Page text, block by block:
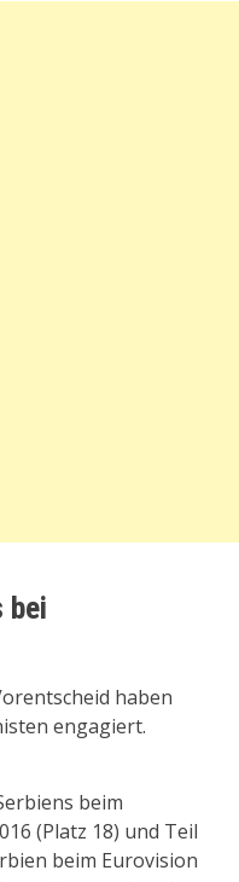
bei
haben
engagiert.
beim
(Platz 18) und Teil
beim Eurovision